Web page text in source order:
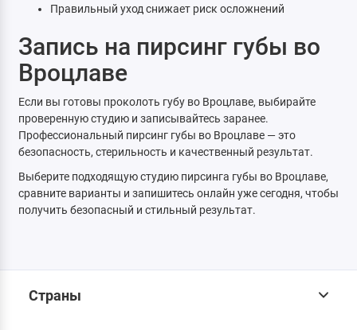
Правильный уход снижает риск осложнений
Запись на пирсинг губы во
Вроцлаве
Если вы готовы проколоть губу во Вроцлаве, выбирайте
проверенную студию и записывайтесь заранее.
Профессиональный пирсинг губы во Вроцлаве — это
безопасность, стерильность и качественный результат.
Выберите подходящую студию пирсинга губы во Вроцлаве,
сравните варианты и запишитесь онлайн уже сегодня, чтобы
получить безопасный и стильный результат.
Страны